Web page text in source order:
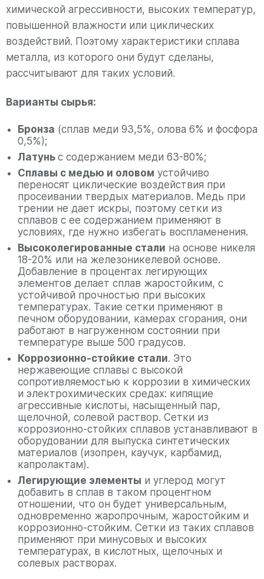
химической агрессивности, высоких температур,
повышенной влажности или циклических
воздействий. Поэтому характеристики сплава
металла, из которого они будут сделаны,
рассчитывают для таких условий.
Варианты сырья:
Бронза (сплав меди 93,5%, олова 6% и фосфора
0,5%);
Латунь с содержанием меди 63-80%;
Сплавы с медью и оловом устойчиво
переносят циклические воздействия при
просеивании твердых материалов. Медь при
трении не дает искры, поэтому сетки из
сплавов с ее содержанием применяют в
условиях, где нужно избегать воспламенения.
Высоколегированные стали на основе никеля
18-20% или на железоникелевой основе.
Добавление в процентах легирующих
элементов делает сплав жаростойким, с
устойчивой прочностью при высоких
температурах. Такие сетки применяют в
печном оборудовании, камерах сгорания, они
работают в нагруженном состоянии при
температуре выше 500 градусов.
Коррозионно-стойкие стали. Это
нержавеющие сплавы с высокой
сопротивляемостью к коррозии в химических
и электрохимических средах: кипящие
агрессивные кислоты, насыщенный пар,
щелочной, солевой раствор. Сетки из
коррозионно-стойких сплавов устанавливают в
оборудовании для выпуска синтетических
материалов (изопрен, каучук, карбамид,
капролактам).
Легирующие элементы и углерод могут
добавить в сплав в таком процентном
отношении, что он будет универсальным,
одновременно жаропрочным, жаростойким и
коррозионно-стойким. Сетки из таких сплавов
применяют при минусовых и высоких
температурах, в кислотных, щелочных и
солевых растворах.